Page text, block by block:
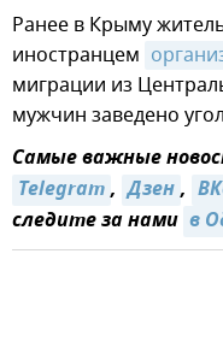
Ранее в Крыму
иностранцем
миграции из
мужчин заведено
Самые важные
Telegram, Дзен,
следите за нами в